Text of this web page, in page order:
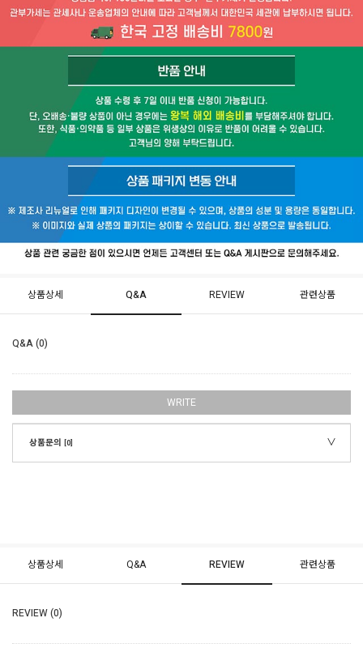
상품상세 Q&A REVIEW 관련상품
Q&A (0)
WRITE
상품문의 [0]
상품상세 Q&A REVIEW 관련상품
REVIEW (0)